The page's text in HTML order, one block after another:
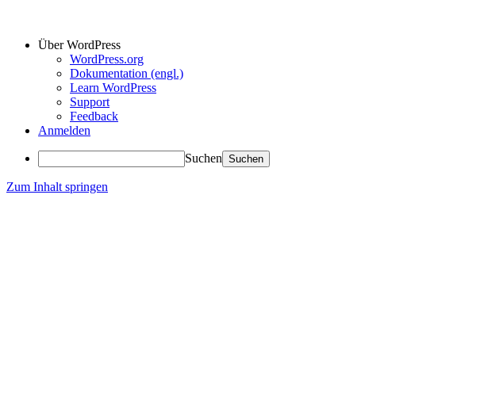
Über WordPress
WordPress.org
Dokumentation (engl.)
Learn WordPress
Support
Feedback
Anmelden
Suchen
Zum Inhalt springen